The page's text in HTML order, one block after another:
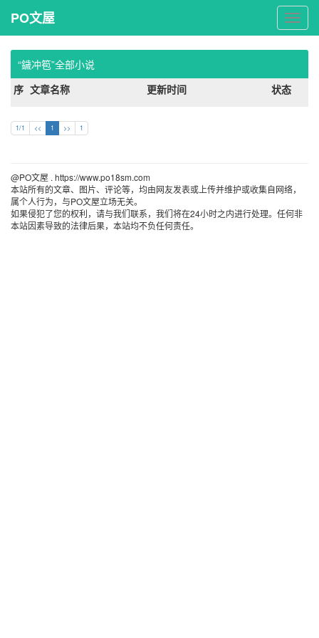
PO
文
屋
PO文屋
“鐬冲笣”全部小说
序 文章名称 更新时间 状态
1/1 << 1 >> 1
@PO文屋 . https://www.po18sm.com
本站所有的文章、图片、评论等，均由网友发表或上传并维护或收集自网络，
属个人行为，与PO文屋立场无关。
如果侵犯了您的权利，请与我们联系，我们将在24小时之内进行处理。任何非
本站因素导致的法律后果，本站均不负任何责任。